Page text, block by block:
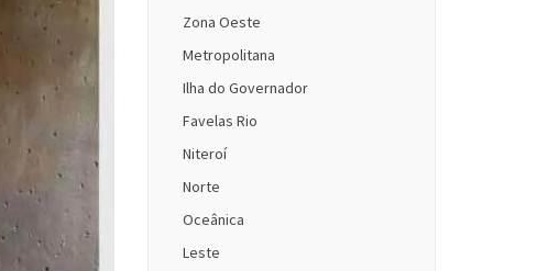
Zona Oeste
Metropolitana
Ilha do Governador
Favelas Rio
Niteroí
Norte
Oceânica
Leste